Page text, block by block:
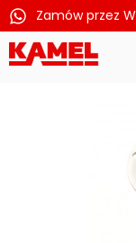
Przejdź
Zamów przez